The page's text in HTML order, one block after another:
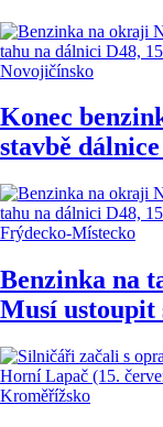
Novojičínsko
Konec
stavbě
Frýdecko-Místecko
Benzinka na
Musí ustoupit
Kroměřížsko